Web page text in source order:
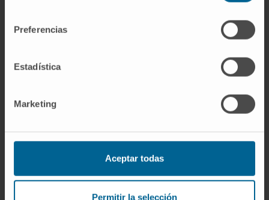
Preferencias
Estadística
Marketing
Aceptar todas
Permitir la selección
é efetuado de forma individual, definindo as
doente.
alternativas que começam por um tratamento
e do estilo de vida de cada pessoa. Quando
necessário, existem técnicas endoscópicas e
essa perda de peso.